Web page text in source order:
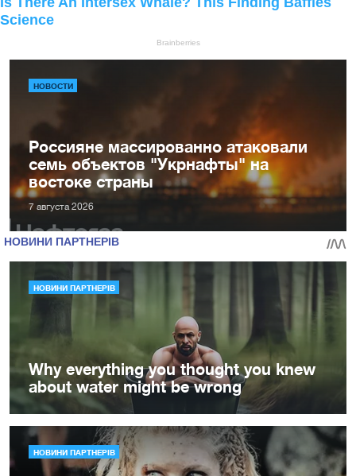
НОВОСТИ
Россияне массированно атаковали
семь объектов "Укрнафты" на
востоке страны
7 августа 2026